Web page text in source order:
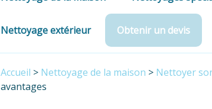
Nettoyage extérieur Obtenir un devis
Accueil > Nettoyage de la maison > Nettoyer
avantages